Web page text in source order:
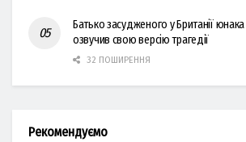
Батько засудженого у Британії
озвучив свою версію трагедії
32 ПОШИРЕННЯ
Рекомендуємо